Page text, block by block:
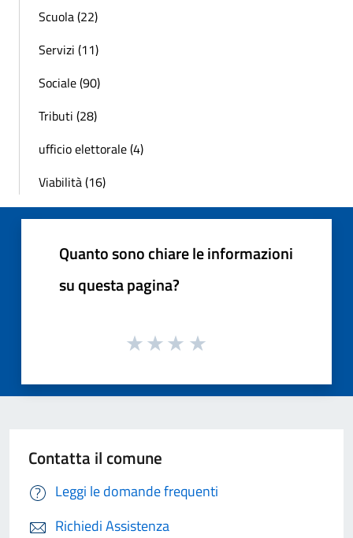
Scuola (22)
Servizi (11)
Sociale (90)
Tributi (28)
ufficio elettorale (4)
Viabilità (16)
Quanto sono chiare le informazioni
su questa pagina?
Contatta il comune
Leggi le domande frequenti
Richiedi Assistenza